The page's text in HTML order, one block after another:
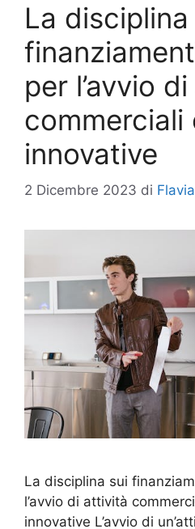
La disciplina
per l’avvio
commerciali
innovative
2 Dicembre 2023 di
La disciplina sui
l’avvio di attività
innovative L’avvio di